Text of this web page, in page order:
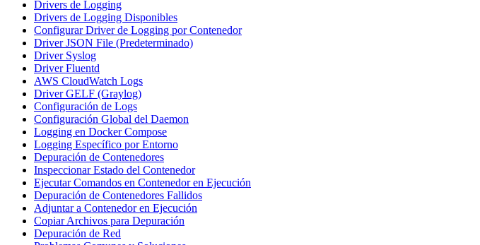
Drivers de Logging
Drivers de Logging Disponibles
Configurar Driver de Logging por Contenedor
Driver JSON File (Predeterminado)
Driver Syslog
Driver Fluentd
AWS CloudWatch Logs
Driver GELF (Graylog)
Configuración de Logs
Configuración Global del Daemon
Logging en Docker Compose
Logging Específico por Entorno
Depuración de Contenedores
Inspeccionar Estado del Contenedor
Ejecutar Comandos en Contenedor en Ejecución
Depuración de Contenedores Fallidos
Adjuntar a Contenedor en Ejecución
Copiar Archivos para Depuración
Depuración de Red